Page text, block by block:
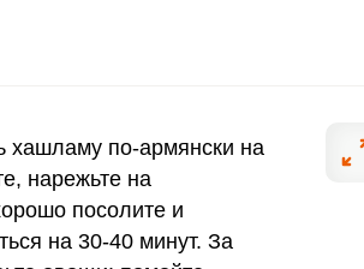
22.8
хашламу по-армянски на
нарежьте на
посолите и
на 30-40 минут. За